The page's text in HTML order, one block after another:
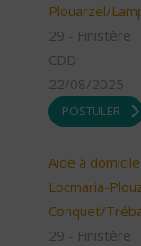
Plouarzel/
29 - Finistère
CDD
22/08/2025
POSTULER
Aide à
Locmaria-
Conquet/
29 - Finistère